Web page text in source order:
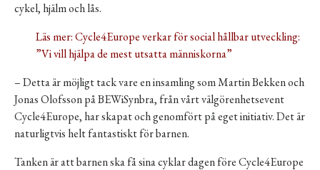
cykel, hjälm och lås.
Läs mer: Cycle4Europe verkar för social hållbar utveckling:
”Vi vill hjälpa de mest utsatta människorna”
– Detta är möjligt tack vare en insamling som Martin Bekken och
Jonas Olofsson på BEWiSynbra, från vårt välgörenhetsevent
Cycle4Europe, har skapat och genomfört på eget initiativ. Det är
naturligtvis helt fantastiskt för barnen.
Tanken är att barnen ska få sina cyklar dagen före Cycle4Europe